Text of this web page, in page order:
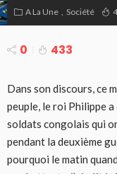
A La Une Société
0 433
Dans son discours, ce
peuple, le roi Philippe
soldats congolais qui
pendant la deuxième
pourquoi le matin